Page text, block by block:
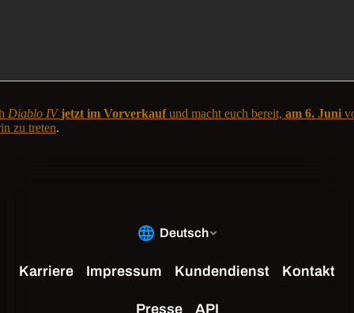
Diablo IV jetzt im Vorverkaufund macht euch bereit, am 6. Juni
zu treten.